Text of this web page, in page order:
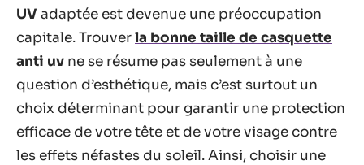
UV adaptée est devenue une préoccupation
capitale. Trouverla bonne taille de casquette
anti uv ne se résume pas seulement à une
question d’esthétique, mais c’est surtout un
choix déterminant pour garantir une protection
efficace de votre tête et de votre visage contre
les effets néfastes du soleil. Ainsi, choisir une